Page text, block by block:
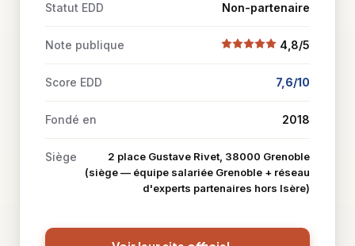
Statut EDD Non-partenaire
Note publique 4,8/5
Score EDD 7,6/10
Fondé en 2018
Siège
2 place Gustave Rivet, 38000 Grenoble
(siège — équipe salariée Grenoble + réseau
d'experts partenaires hors Isère)